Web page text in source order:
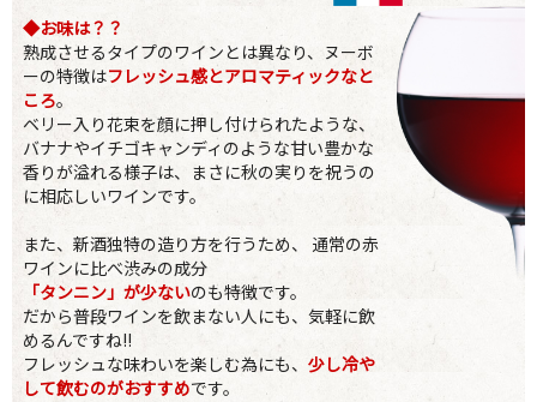
◆お味は？？
熟成させるタイプのワインとは異なり、ヌーボ
ーの特徴はフレッシュ感とアロマティックなと
ころ。
ベリー入り花束を顔に押し付けられたような、
バナナやイチゴキャンディのような甘い豊かな
香りが溢れる様子は、まさに秋の実りを祝うの
に相応しいワインです。
また、新酒独特の造り方を行うため、 通常の赤
ワインに比べ渋みの成分
「タンニン」が少ないのも特徴です。
だから普段ワインを飲まない人にも、気軽に飲
めるんですね!!
フレッシュな味わいを楽しむ為にも、 少し冷や
して飲むのがおすすめです。